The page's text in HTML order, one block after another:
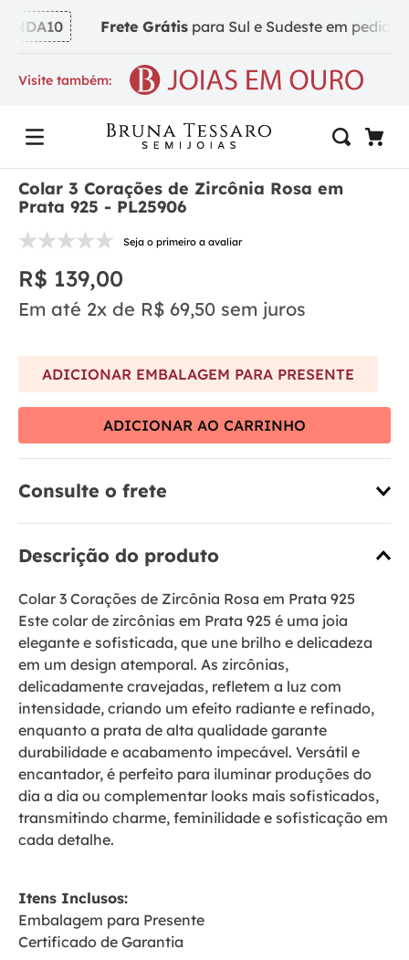
Frete Grátispara Sul e Sudeste em pedidos
Visite também:
Colar 3 Corações de Zircônia Rosa em
Prata 925 - PL25906
Seja o primeiro a avaliar
R$ 139,00
Em até 2x de R$ 69,50 sem juros
ADICIONAR EMBALAGEM PARA PRESENTE
ADICIONAR AO CARRINHO
Consulte o frete
Descrição do produto
Colar 3 Corações de Zircônia Rosa em Prata 925
Este colar de zircônias em Prata 925 é uma joia
elegante e sofisticada, que une brilho e delicadeza
em um design atemporal. As zircônias,
delicadamente cravejadas, refletem a luz com
intensidade, criando um efeito radiante e refinado,
enquanto a prata de alta qualidade garante
durabilidade e acabamento impecável. Versátil e
encantador, é perfeito para iluminar produções do
dia a dia ou complementar looks mais sofisticados,
transmitindo charme, feminilidade e sofisticação em
cada detalhe.
Itens Inclusos:
Embalagem para Presente
Certificado de Garantia